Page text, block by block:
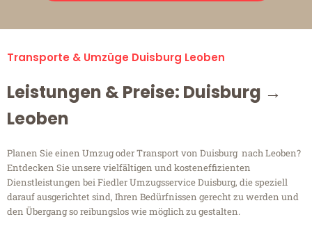
Transporte & Umzüge Duisburg Leoben
Leistungen & Preise: Duisburg →
Leoben
Planen Sie einen Umzug oder Transport von Duisburg nach Leoben?
Entdecken Sie unsere vielfältigen und kosteneffizienten
Dienstleistungen bei Fiedler Umzugsservice Duisburg, die speziell
darauf ausgerichtet sind, Ihren Bedürfnissen gerecht zu werden und
den Übergang so reibungslos wie möglich zu gestalten.